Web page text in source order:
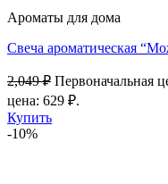
Ароматы для дома
Свеча ароматическая
2,049₽ Первоначальная
цена: 629 ₽.
Купить
-10%